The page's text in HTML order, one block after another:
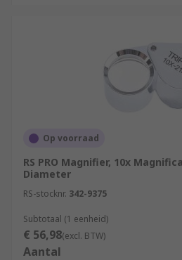
Op voorraad
RS PRO Magnifier, 10x
Diameter
RS-stocknr. 342-9375
Subtotaal (1 eenheid)
€ 56,98(excl. BTW)
Aantal